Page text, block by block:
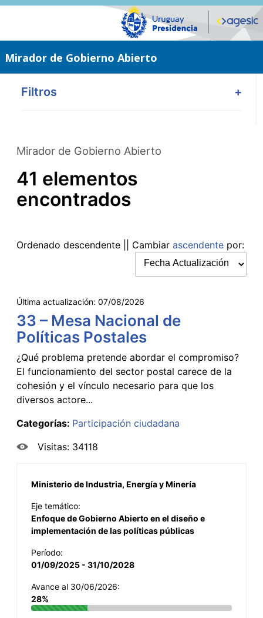
Saltar
Mirador de Gobierno Abierto
Filtros +
Mirador de Gobierno Abierto
41 elementos
encontrados
Ordenado descendente || Cambiar ascendente por:
Última actualización: 07/08/2026
33 – Mesa Nacional de
Políticas Postales
¿Qué problema pretende abordar el compromiso?
El funcionamiento del sector postal carece de la
cohesión y el vínculo necesario para que los
diversos actore...
Categorías: Participación ciudadana
Visitas: 34118
Ministerio de Industria, Energía y Minería
Eje temático:
Enfoque de Gobierno Abierto en el diseño e
implementación de las políticas públicas
Período:
01/09/2025 - 31/10/2028
Avance al 30/06/2026:
28%